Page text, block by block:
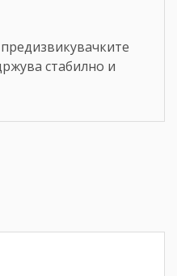
стабилно и